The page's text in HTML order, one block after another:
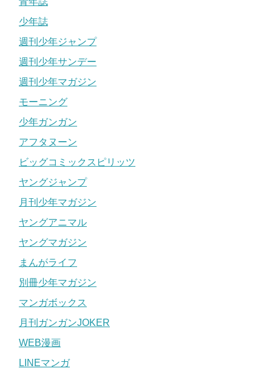
少年誌
週刊少年ジャンプ
週刊少年サンデー
週刊少年マガジン
モーニング
少年ガンガン
アフタヌーン
ビッグコミックスピリッツ
ヤングジャンプ
月刊少年マガジン
ヤングアニマル
ヤングマガジン
まんがライフ
別冊少年マガジン
マンガボックス
月刊ガンガンJOKER
WEB漫画
LINEマンガ